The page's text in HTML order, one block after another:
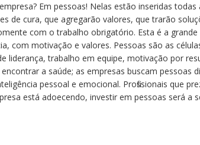
Em pessoas! Nelas estão inseridas
de cura, que agregarão valores, que trarão
com o trabalho obrigatório. Esta é a
com motivação e valores. Pessoas são as
trabalho em equipe, motivação por
a saúde; as empresas buscam pessoas
pessoal e emocional. Profissionais que
está adoecendo, investir em pessoas será a